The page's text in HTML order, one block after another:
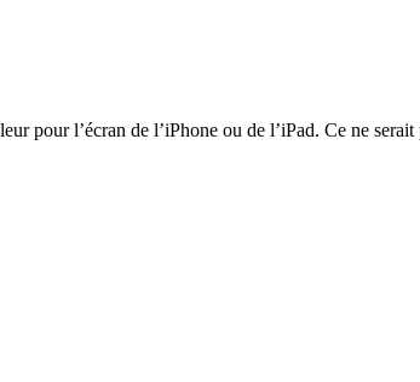
pour l’écran de l’iPhone ou de l’iPad. Ce ne